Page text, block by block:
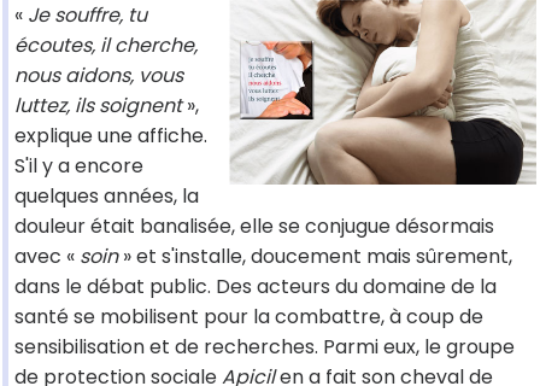
« Je souffre, tu
écoutes, il cherche,
nous aidons, vous
luttez, ils soignent»,
explique une affiche.
S'il y a encore
quelques années, la
douleur était banalisée, elle se conjugue désormais
avec « soin» et s'installe, doucement mais sûrement,
dans le débat public. Des acteurs du domaine de la
santé se mobilisent pour la combattre, à coup de
sensibilisation et de recherches. Parmi eux, le groupe
de protection socialeApicilen a fait son cheval de